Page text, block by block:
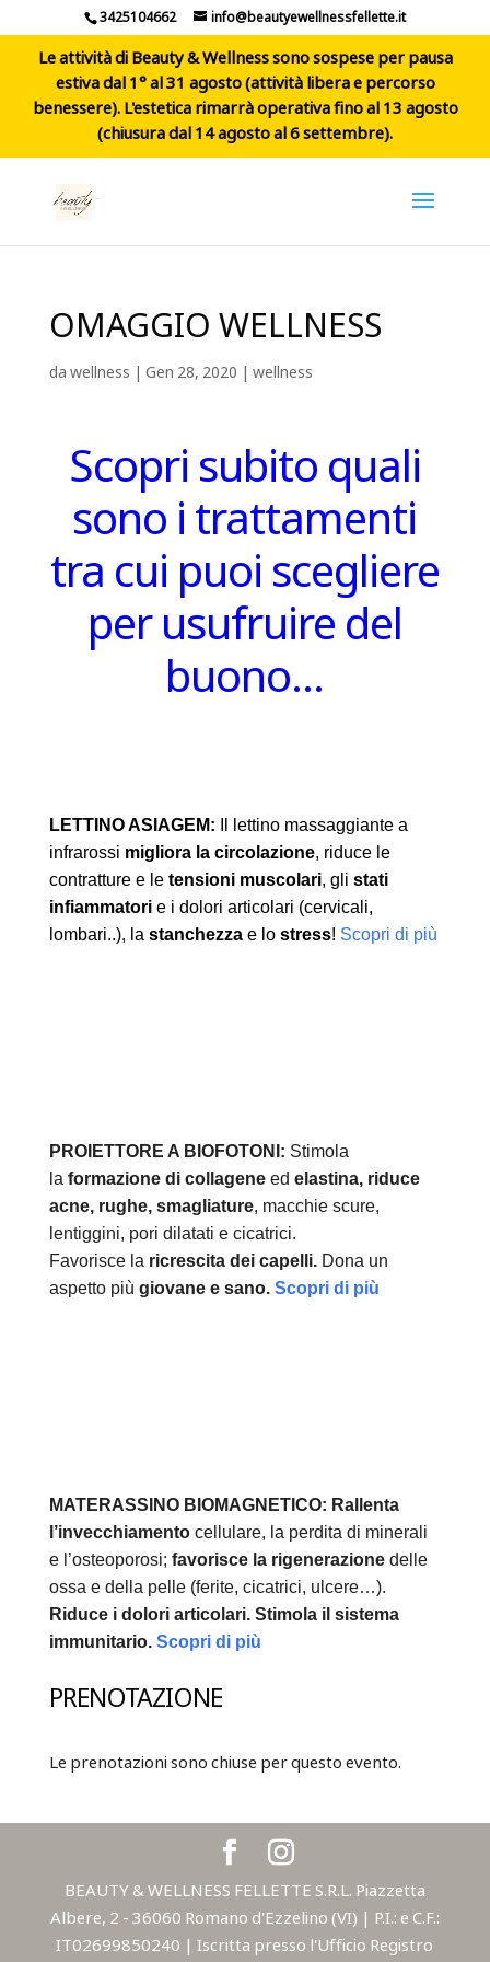
3425104662 info@beautyewellnessfellette.it
Le attività di Beauty & Wellness sono sospese per pausa
estiva dal 1° al 31 agosto (attività libera e percorso
benessere). L'estetica rimarrà operativa fino al 13 agosto
(chiusura dal 14 agosto al 6 settembre).
OMAGGIO WELLNESS
dawellness | Gen 28, 2020 | wellness
Scopri subito quali
sono i trattamenti
tra cui puoi scegliere
per usufruire del
buono…
LETTINO ASIAGEM:
Il lettino massaggiante a
infrarossi migliora la circolazione, riduce le
contratture e le tensioni muscolari, gli stati
infiammatori e i dolori articolari (cervicali,
lombari..), la stanchezzae lo stress! Scopri di più
PROIETTORE A BIOFOTONI: Stimola
la formazione di collagene ed elastina, riduce
acne, rughe, smagliature, macchie scure,
lentiggini, pori dilatati e cicatrici.
Favorisce la ricrescita dei capelli. Dona un
aspetto più giovane e sano. Scopri di più
MATERASSINO BIOMAGNETICO: Rallenta
l’invecchiamentocellulare, la perdita di minerali
e l’osteoporosi; favorisce la rigenerazionedelle
ossa e della pelle (ferite, cicatrici, ulcere…).
Riduce i dolori articolari. Stimola il sistema
immunitario. Scopri di più
PRENOTAZIONE
Le prenotazioni sono chiuse per questo evento.
BEAUTY & WELLNESS FELLETTE S.R.L. Piazzetta
Albere, 2 - 36060 Romano d'Ezzelino (VI) | P.I.: e C.F.:
IT02699850240 | Iscritta presso l'Ufficio Registro